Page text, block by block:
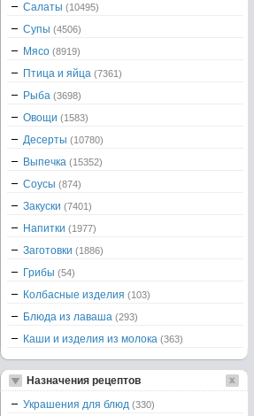
Салаты (10495)
Супы (4506)
Мясо (8919)
Птица и яйца (7361)
Рыба (3698)
Овощи (1583)
Десерты (10780)
Выпечка (15352)
Соусы (874)
Закуски (7401)
Напитки (1977)
Заготовки (1886)
Грибы (54)
Колбасные изделия (103)
Блюда из лаваша (293)
Каши и изделия из молока (363)
Назначения рецептов
Украшения для блюд (330)